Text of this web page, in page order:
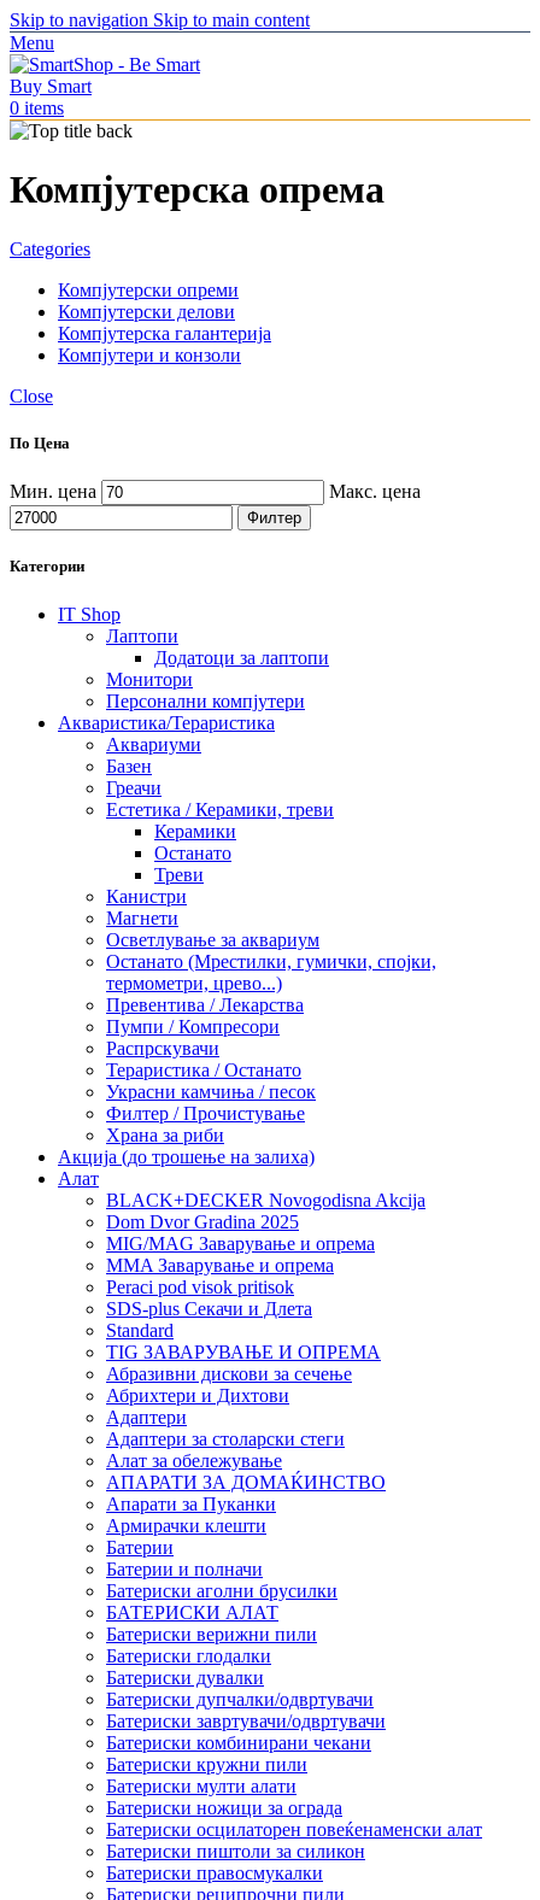
Skip to navigation Skip to main content
Menu
0 items
Компјутерска опрема
Categories
Компјутерски опреми
Компјутерски делови
Компјутерска галантерија
Компјутери и конзоли
Close
По Цена
Мин. цена Макс. цена
Филтер
Категории
IT Shop
Лаптопи
Додатоци за лаптопи
Монитори
Персонални компјутери
Акваристика/Тераристика
Аквариуми
Базен
Греачи
Естетика / Керамики, треви
Керамики
Останато
Треви
Канистри
Магнети
Осветлување за аквариум
Останато (Мрестилки, гумички, спојки,
термометри, црево...)
Превентива / Лекарства
Пумпи / Компресори
Распрскувачи
Тераристика / Останато
Украсни камчиња / песок
Филтер / Прочистување
Храна за риби
Акција (до трошење на залиха)
Алат
BLACK+DECKER Novogodisna Akcija
Dom Dvor Gradina 2025
MIG/MAG Заварување и опрема
MMA Заварување и опрема
Peraci pod visok pritisok
SDS-plus Секачи и Длета
Standard
TIG ЗАВАРУВАЊЕ И ОПРЕМА
Абразивни дискови за сечење
Абрихтери и Дихтови
Адаптери
Адаптери за столарски стеги
Алат за обележување
АПАРАТИ ЗА ДОМАЌИНСТВО
Апарати за Пуканки
Армирачки клешти
Батерии
Батерии и полначи
Батериски аголни брусилки
БАТЕРИСКИ АЛАТ
Батериски верижни пили
Батериски глодалки
Батериски дувалки
Батериски дупчалки/одвртувачи
Батериски завртувачи/одвртувачи
Батериски комбинирани чекани
Батериски кружни пили
Батериски мулти алати
Батериски ножици за ограда
Батериски осцилаторен повеќенаменски алат
Батериски пиштоли за силикон
Батериски правосмукалки
Батериски реципрочни пили